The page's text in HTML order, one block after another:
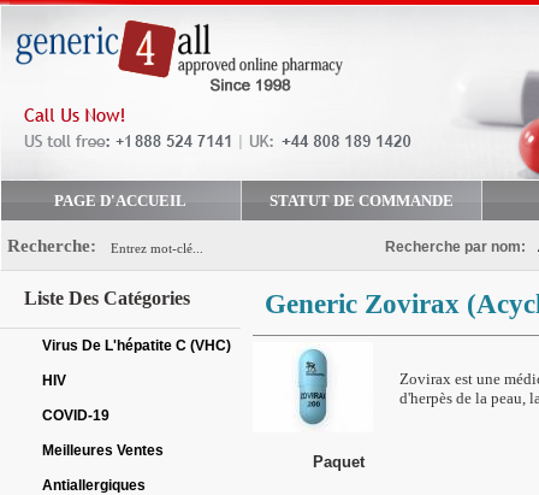
PAGE D'ACCUEIL STATUT DE COMMANDE
Recherche: Recherche par nom:
Liste Des Catégories
Virus De L'hépatite C (VHC)
HIV
COVID-19
Meilleures Ventes
Antiallergiques
Generic Zovirax
Zovirax est une
d'herpès de la peau,
Paquet